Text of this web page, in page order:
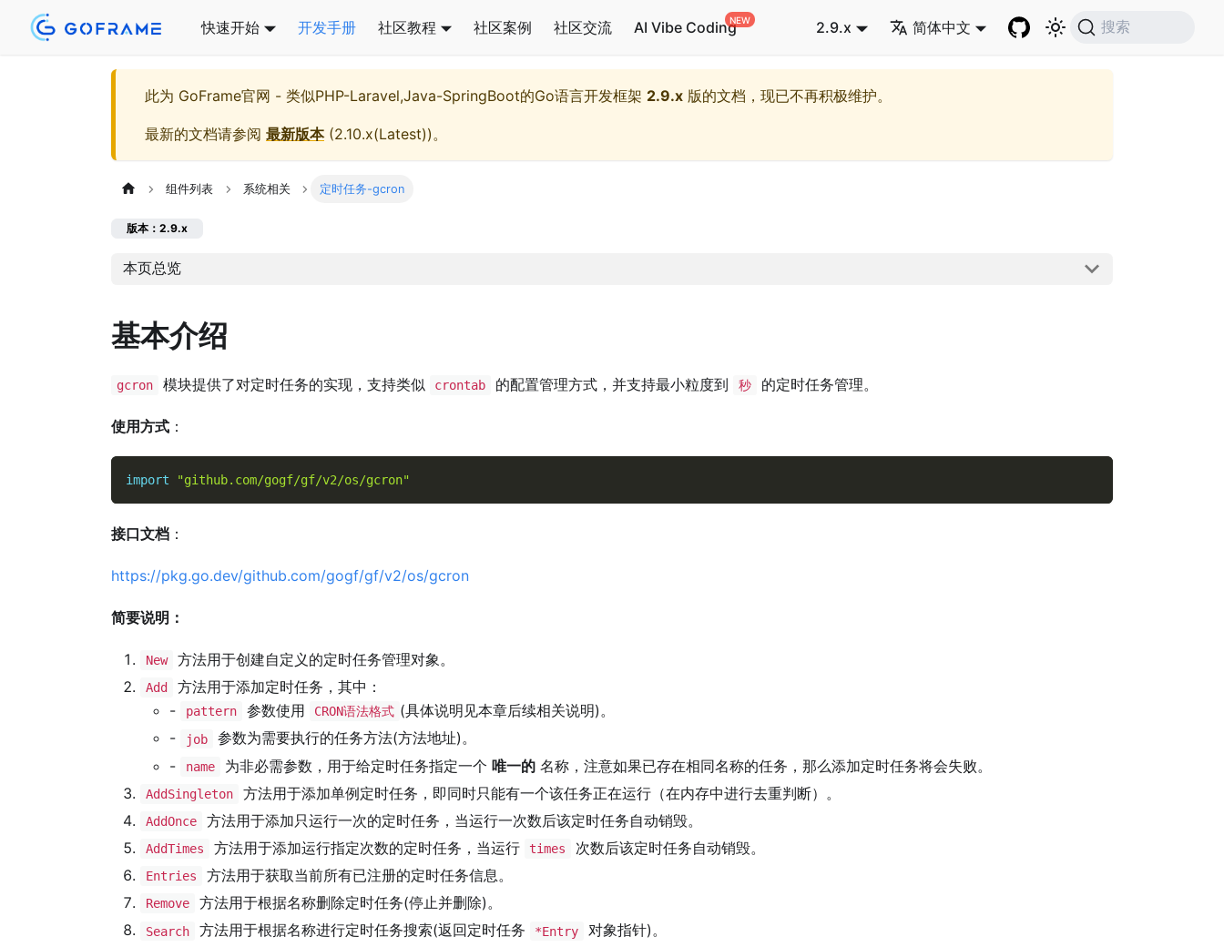
快速开始 开发手册 社区教程 社区案例 社区交流 AI Vibe Coding 2.9.x 简体中文 搜索
此为 GoFrame官网 - 类似PHP-Laravel,Java-SpringBoot的Go语言开发框架 2.9.x 版的文档，现已不再积极维护。
最新的文档请参阅 最新版本(2.10.x(Latest))。
组件列表 系统相关 定时任务-gcron
版本：2.9.x
本页总览
基本介绍
gcron 模块提供了对定时任务的实现，支持类似 crontab 的配置管理方式，并支持最小粒度到 秒 的定时任务管理。
使用方式 ：
import "github.com/gogf/gf/v2/os/gcron"
接口文档 ：
https://pkg.go.dev/github.com/gogf/gf/v2/os/gcron
简要说明：
New 方法用于创建自定义的定时任务管理对象。
Add
方法用于添加定时任务，其中：
-
pattern 参数使用 CRON语法格式 (具体说明见本章后续相关说明)。
-
job
参数为需要执行的任务方法(方法地址)。
-
name 为非必需参数，用于给定时任务指定一个 唯一的名称，注意如果已存在相同名称的任务，那么添加定时任务将会失败。
AddSingleton 方法用于添加单例定时任务，即同时只能有一个该任务正在运行（在内存中进行去重判断）。
AddOnce 方法用于添加只运行一次的定时任务，当运行一次数后该定时任务自动销毁。
AddTimes 方法用于添加运行指定次数的定时任务，当运行 times 次数后该定时任务自动销毁。
Entries 方法用于获取当前所有已注册的定时任务信息。
Remove 方法用于根据名称删除定时任务(停止并删除)。
Search 方法用于根据名称进行定时任务搜索(返回定时任务 *Entry 对象指针)。